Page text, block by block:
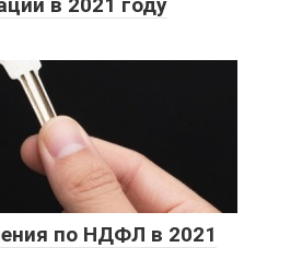
в 2021 году
по НДФЛ в 2021